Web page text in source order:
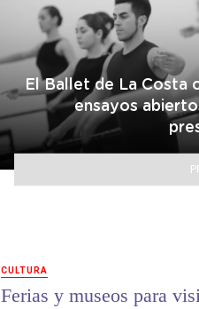
El Ballet de La Costa
ensayos
CULTURA
Ferias y museos para